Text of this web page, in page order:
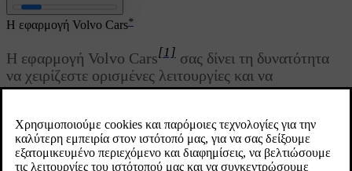
Ενημερώθηκε 03/02/2025
Η εφαρμογή Volvo Cars*
Η εφαρμογή Volvo Cars[1] σας δίνει τη δυνατότητα
να χειρίζεστε ορισμένες λειτουργίες και να
αλληλεπιδράτε με το αυτοκίνητο μέσω του
τηλεφώνου σας.
Η εφαρμογή Volvo Cars είναι διαθέσιμη για τηλέφωνα iPhone και